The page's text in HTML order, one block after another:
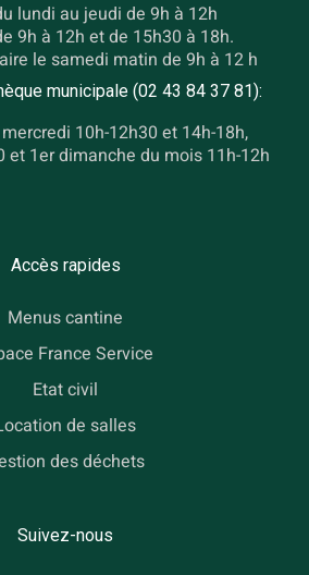
lundi au jeudi de 9h à 12h
9h à 12h et de 15h30 à 18h.
le samedi matin de 9h à 12 h
municipale (02 43 84 37 81):
10h-12h30 et 14h-18h,
et 1er dimanche du mois 11h-12h
Accès rapides
Menus cantine
France Service
Etat civil
de salles
des déchets
Suivez-nous